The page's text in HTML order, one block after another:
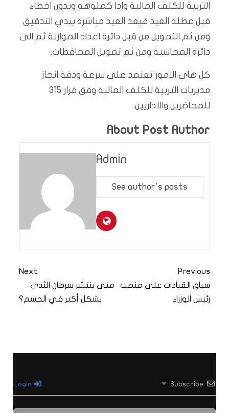
التربية للكلف المالية واذا كملوهه وبدون اخطاء
قبل عطلة العيد فبعد العيد مباشرة يبدي التدقيق
ومن ثم التمويل من قبل دائرة اعداد الموازنة ثم الى
دائرة المحاسبة ومن ثم تمويل المحافظات.
كل هاي الامور تعتمد على سرعة ودقة انجاز
مديريات التربية للكلف المالية وفق قرار 315
للمحاضرين والاداريين.
About Post Author
Admin
See author's posts
Previous
سباق القيادات على منصب
رئيس الوزراء
Next
متى ينتشر سرطان الثدي
بشكل أكبر في الجسم؟
Subscribe